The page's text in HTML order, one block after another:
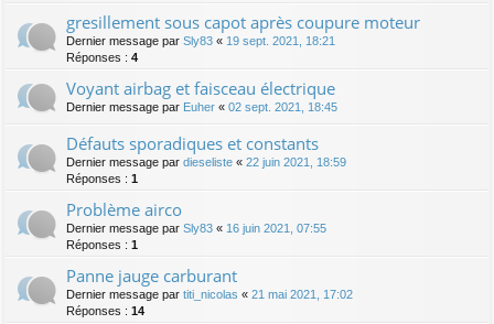
gresillement sous capot après coupure moteur
Dernier message par Sly83 « 19 sept. 2021, 18:21
Réponses : 4
Voyant airbag et faisceau électrique
Dernier message par Euher « 02 sept. 2021, 18:45
Défauts sporadiques et constants
Dernier message par dieseliste « 22 juin 2021, 18:59
Réponses : 1
Problème airco
Dernier message par Sly83 « 16 juin 2021, 07:55
Réponses : 1
Panne jauge carburant
Dernier message par titi_nicolas « 21 mai 2021, 17:02
Réponses : 14